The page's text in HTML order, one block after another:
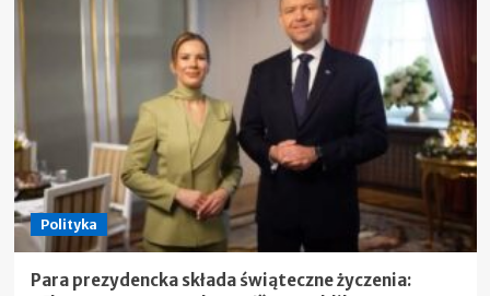
Polityka
Para prezydencka składa świąteczne życzenia: